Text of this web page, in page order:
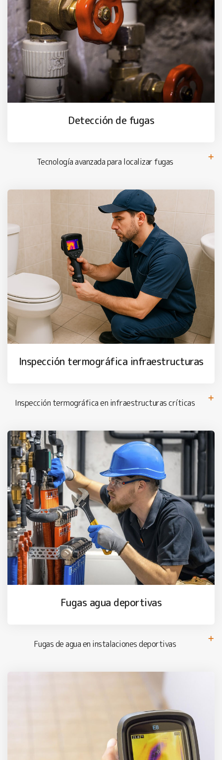
Detección de fugas
Tecnología avanzada para localizar fugas
Inspección termográfica infraestructuras
Inspección termográfica en infraestructuras críticas
Fugas agua deportivas
Fugas de agua en instalaciones deportivas